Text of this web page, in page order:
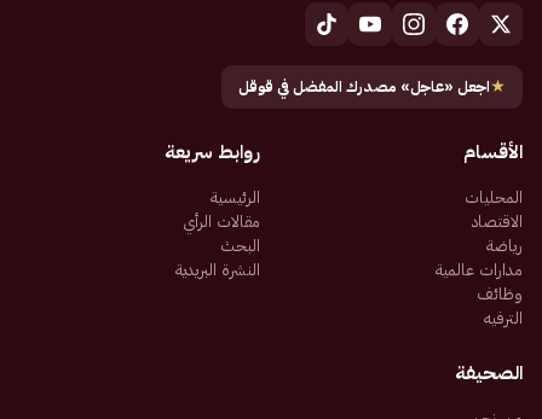
★اجعل «عاجل» مصدرك المفضل في قوقل
الأقسام
المحليات
الاقتصاد
رياضة
مدارات عالمية
وظائف
الترفيه
روابط سريعة
الرئيسية
مقالات الرأي
البحث
النشرة البريدية
الصحيفة